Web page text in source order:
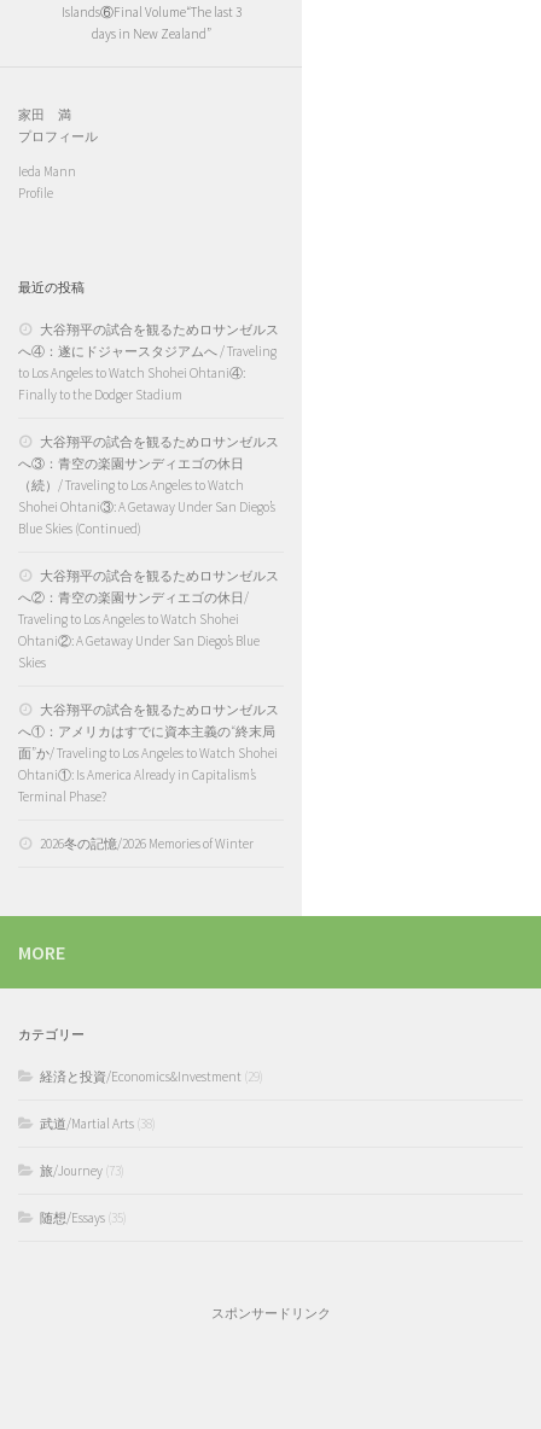
Islands⑥Final Volume“The last 3
days in New Zealand”
家田 満
プロフィール
Ieda Mann
Profile
最近の投稿
大谷翔平の試合を観るためロサンゼルス
へ④：遂にドジャースタジアムへ / Traveling
to Los Angeles to Watch Shohei Ohtani④:
Finally to the Dodger Stadium
大谷翔平の試合を観るためロサンゼルス
へ③：青空の楽園サンディエゴの休日
（続）/ Traveling to Los Angeles to Watch
Shohei Ohtani③: A Getaway Under San Diego’s
Blue Skies (Continued)
大谷翔平の試合を観るためロサンゼルス
へ②：青空の楽園サンディエゴの休日/
Traveling to Los Angeles to Watch Shohei
Ohtani②: A Getaway Under San Diego’s Blue
Skies
大谷翔平の試合を観るためロサンゼルス
へ①：アメリカはすでに資本主義の“終末局
面”か/ Traveling to Los Angeles to Watch Shohei
Ohtani①: Is America Already in Capitalism’s
Terminal Phase?
2026冬の記憶/2026 Memories of Winter
MORE
カテゴリー
経済と投資/Economics&Investment (29)
武道/Martial Arts (38)
旅/Journey (73)
随想/Essays (35)
スポンサードリンク